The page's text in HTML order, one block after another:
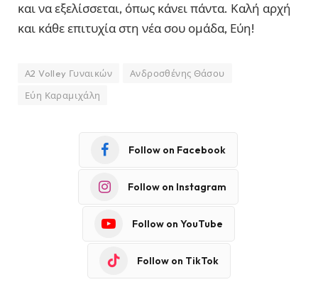
και να εξελίσσεται, όπως κάνει πάντα. Καλή αρχή
και κάθε επιτυχία στη νέα σου ομάδα, Εύη!
Α2 Volley Γυναικών
Ανδροσθένης Θάσου
Εύη Καραμιχάλη
Follow on Facebook
Follow on Instagram
Follow on YouTube
Follow on TikTok